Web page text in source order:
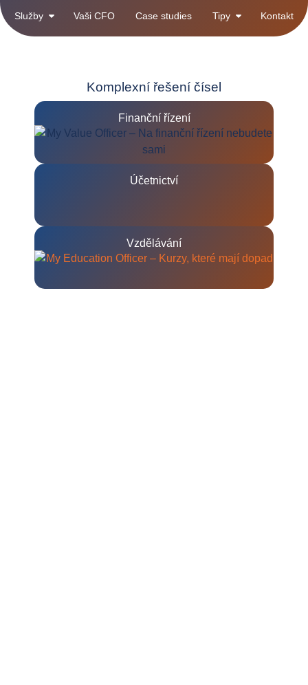
Služby Vaši CFO Case studies Tipy Kontakt
Komplexní řešení čísel
Finanční řízení
Účetnictví
Vzdělávání